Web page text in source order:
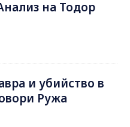
на Тодор
и убийство в
Ружа